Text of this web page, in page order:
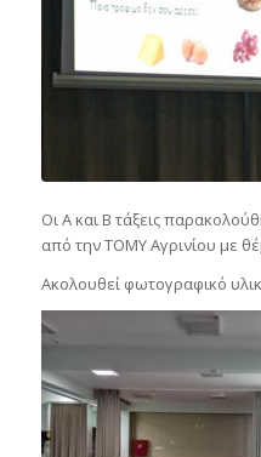
Οι Α και Β τάξεις
από την ΤΟΜΥ Αγρινίου με
Ακολουθεί φωτογραφικό